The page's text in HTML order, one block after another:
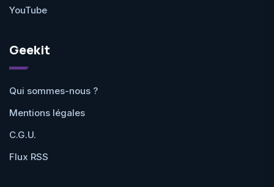
YouTube
Geekit
Qui sommes-nous ?
Mentions légales
C.G.U.
Flux RSS